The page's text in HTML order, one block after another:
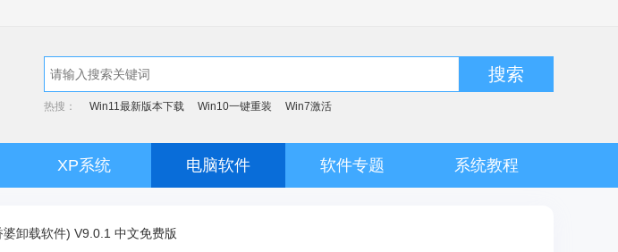
搜索
热搜： Win11最新版本下载 Win10一键重装 Win7激活
XP系统 电脑软件 软件专题 系统教程
卸载软件) V9.0.1 中文免费版